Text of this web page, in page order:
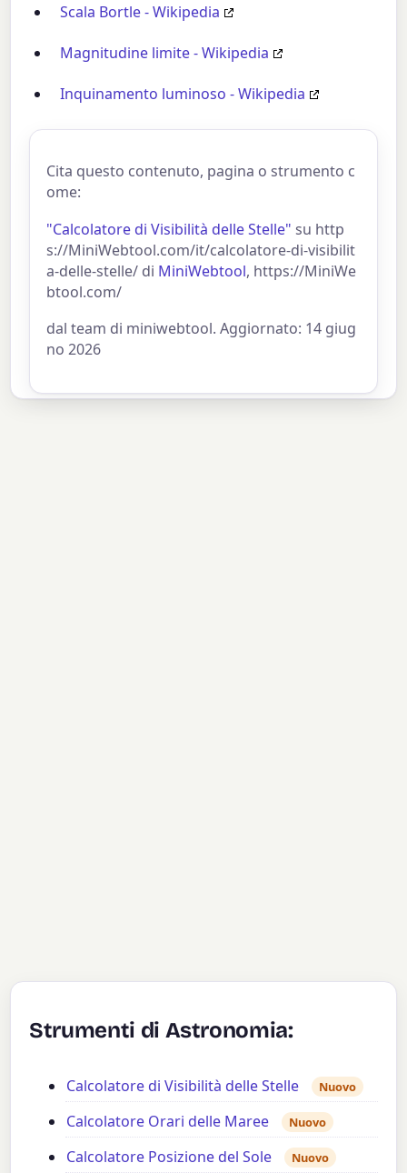
Scala Bortle - Wikipedia
Magnitudine limite - Wikipedia
Inquinamento luminoso - Wikipedia
Cita questo contenuto, pagina o strumento c
ome:
"Calcolatore di Visibilità delle Stelle" su http
s://MiniWebtool.com/it/calcolatore-di-visibilit
a-delle-stelle/ di MiniWebtool, https://MiniWe
btool.com/
dal team di miniwebtool. Aggiornato: 14 giug
no 2026
Strumenti di Astronomia:
Calcolatore di Visibilità delle Stelle Nuovo
Calcolatore Orari delle Maree Nuovo
Calcolatore Posizione del Sole Nuovo